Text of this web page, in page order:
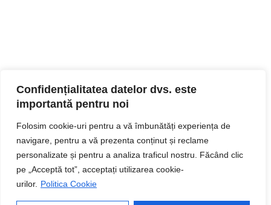
Confidențialitatea datelor dvs. este
importantă pentru noi
Folosim cookie-uri pentru a vă îmbunătăți experiența de
navigare, pentru a vă prezenta conținut și reclame
personalizate și pentru a analiza traficul nostru. Făcând clic
pe „Acceptă tot”, acceptați utilizarea cookie-
urilor. Politica Cookie